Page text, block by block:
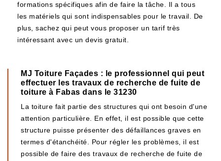
formations spécifiques afin de faire la tâche. Il a tous
les matériels qui sont indispensables pour le travail. De
plus, sachez qui peut vous proposer un tarif très
intéressant avec un devis gratuit.
MJ Toiture Façades : le professionnel qui peut
effectuer les travaux de recherche de fuite de
toiture à Fabas dans le 31230
La toiture fait partie des structures qui ont besoin d'une
attention particulière. En effet, il est possible que cette
structure puisse présenter des défaillances graves en
termes d'étanchéité. Pour régler les problèmes, il est
possible de faire des travaux de recherche de fuite de